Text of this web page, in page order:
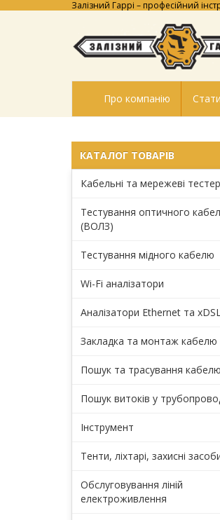
Залізний Гаррі – професійний
Про компанію
КАТАЛОГ ТОВАРІВ
Кабельні та мережеві
Тестування оптичного
(ВОЛЗ)
Тестування мідного кабелю
Wi-Fi аналізатори
Аналізатори Ethernet та
Закладка та монтаж кабелю
Пошук та трасування кабелю
Пошук витоків у
Інструмент
Тенти, ліхтарі, захисні
Обслуговування ліній
електроживлення